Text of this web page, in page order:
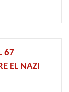
67
EL NAZI